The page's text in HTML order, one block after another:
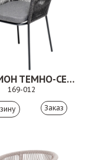
СТУЛ ЛИОН ТЕМНО-СЕРЫЙ
169-012
Заказ